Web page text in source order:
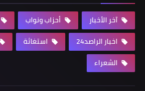
آخر الأخبار أحزاب ونواب
اخبار الراصد24
استغاثة
الشعراء